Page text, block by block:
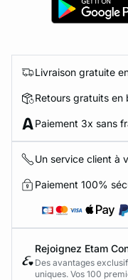
Livraison gratuite
Retours gratuits en
Paiement 3x sans
Un service client à
Paiement 100%
Rejoignez Etam
Des avantages
uniques. Vos 100